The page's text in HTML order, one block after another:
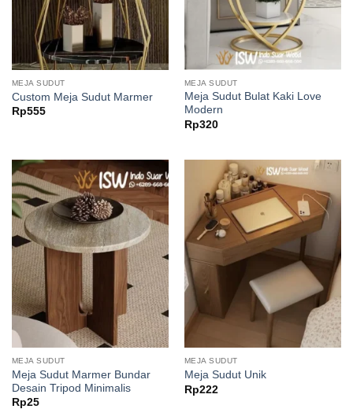
MEJA SUDUT
Custom Meja Sudut Marmer
Rp555
MEJA SUDUT
Meja Sudut Bulat Kaki Love
Modern
Rp320
MEJA SUDUT
Meja Sudut Marmer Bundar
Desain Tripod Minimalis
Rp25
MEJA SUDUT
Meja Sudut Unik
Rp222